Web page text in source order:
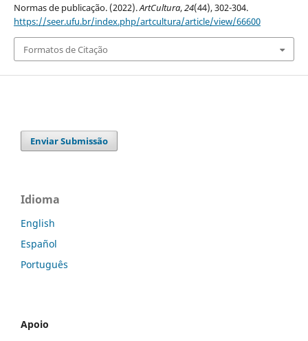
Normas de publicação. (2022).ArtCultura,24(44), 302-304.
https://seer.ufu.br/index.php/artcultura/article/view/66600
Formatos de Citação
Enviar Submissão
Idioma
English
Español
Português
Apoio